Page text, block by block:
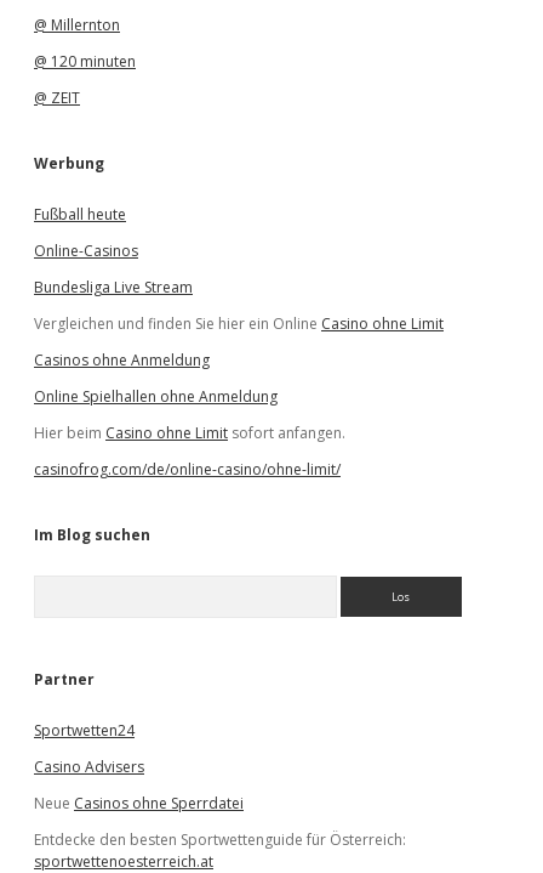
@ Millernton
@ 120 minuten
@ ZEIT
Werbung
Fußball heute
Online-Casinos
Bundesliga Live Stream
Vergleichen und finden Sie hier ein Online Casino ohne Limit
Casinos ohne Anmeldung
Online Spielhallen ohne Anmeldung
Hier beim Casino ohne Limit sofort anfangen.
casinofrog.com/de/online-casino/ohne-limit/
Im Blog suchen
e
Partner
Sportwetten24
Casino Advisers
Neue Casinos ohne Sperrdatei
Entdecke den besten Sportwettenguide für Österreich:
sportwettenoesterreich.at